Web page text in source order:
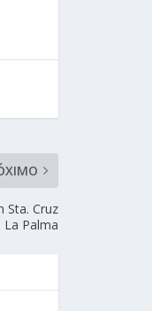
Sta. Cruz
La Palma